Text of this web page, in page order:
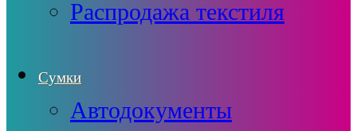
Распродажа текстиля
Сумки
Автодокументы